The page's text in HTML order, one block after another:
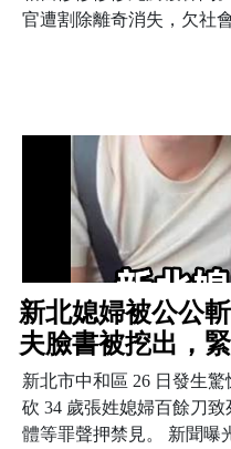
官遭割除離奇消失，欠社
新北媳婦被公公
夫臉書被挖出，
新北市中和區 26 日發生
砍 34 歲張姓媳婦百餘刀
體等罪聲押禁見。 新聞曝